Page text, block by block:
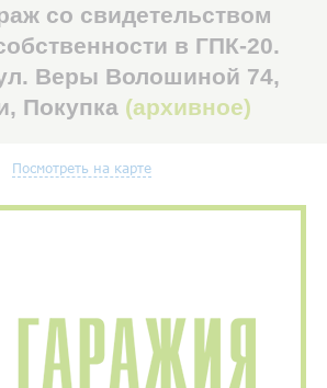
со свидетельством
в ГПК-20.
Веры Волошиной 74,
Покупка (архивное)
Посмотреть на карте